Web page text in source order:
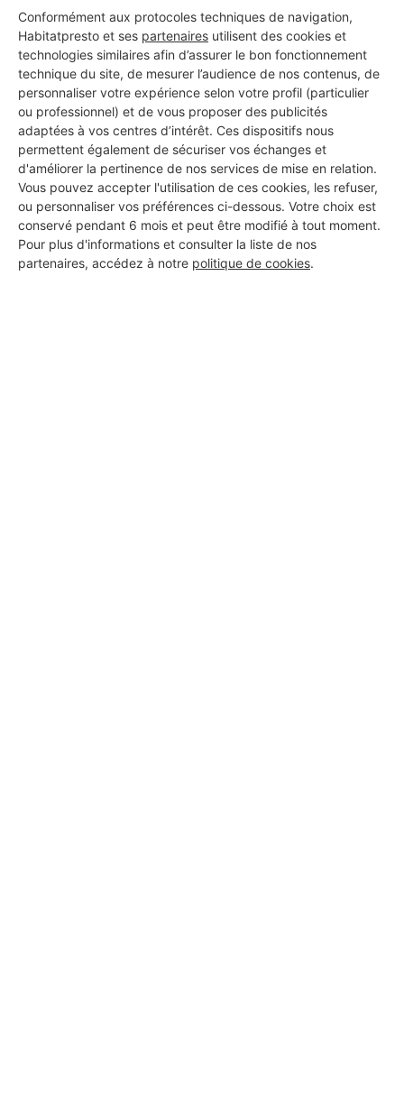
Conformément aux protocoles techniques de navigation,
Habitatpresto et ses partenaires utilisent des cookies et
technologies similaires afin d’assurer le bon fonctionnement
technique du site, de mesurer l’audience de nos contenus, de
personnaliser votre expérience selon votre profil (particulier
ou professionnel) et de vous proposer des publicités
adaptées à vos centres d’intérêt. Ces dispositifs nous
permettent également de sécuriser vos échanges et
d'améliorer la pertinence de nos services de mise en relation.
Vous pouvez accepter l'utilisation de ces cookies, les refuser,
ou personnaliser vos préférences ci-dessous. Votre choix est
conservé pendant 6 mois et peut être modifié à tout moment.
Pour plus d'informations et consulter la liste de nos
partenaires, accédez à notre politique de cookies.
6 ans d'expérience
Voir sa fiche
TYZOL
Quimper
7 ans d'expérience